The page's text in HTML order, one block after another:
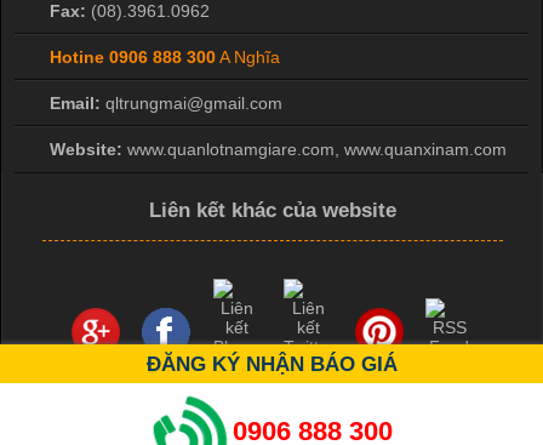
Fax: (08).3961.0962
Hotine 0906 888 300A Nghĩa
Email: qltrungmai@gmail.com
Website: www.quanlotnamgiare.com, www.quanxinam.com
Liên kết khác của website
Copyright ©2026 bởi Mr Hiệp 0976.137.019
ĐĂNG KÝ NHẬN BÁO GIÁ
0906 888 300